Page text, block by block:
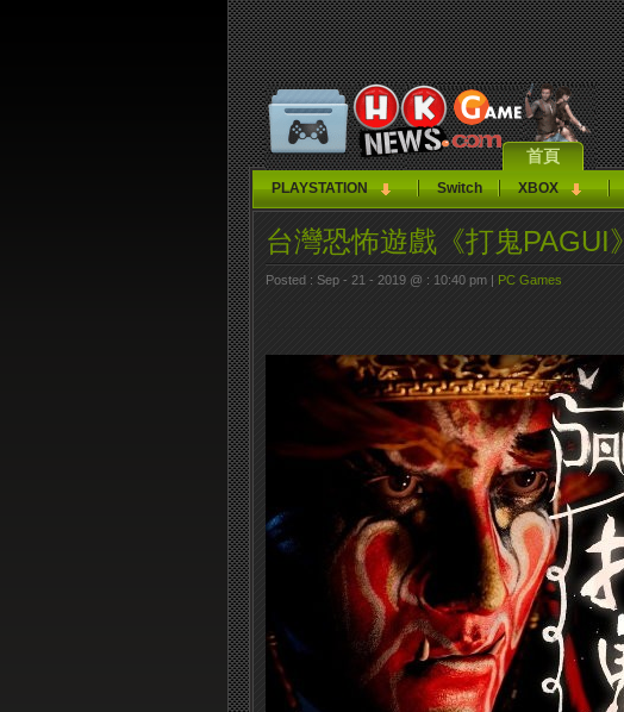
首頁
PLAYSTATION Switch XBOX
台灣恐怖遊戲《打鬼PAGUI》
Posted : Sep - 21 - 2019 @ : 10:40 pm | PC Games